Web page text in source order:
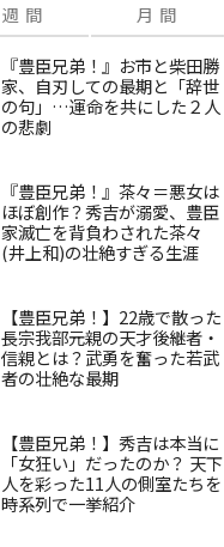
週 間 月 間
『豊臣兄弟！』お市と柴田勝
家、自刃しての最期と「辞世
の句」…運命を共にした２人
の悲劇
『豊臣兄弟！』茶々＝悪女は
ほぼ創作？秀吉が溺愛、豊臣
家滅亡を背負わされた茶々
(井上和)の壮絶すぎる生涯
【豊臣兄弟！】22歳で散った
長宗我部元親の天才後継者・
信親とは？武勇を奮った若武
者の壮絶な最期
【豊臣兄弟！】秀吉は本当に
「女狂い」だったのか？ 天下
人を彩った11人の側室たちを
時系列で一挙紹介